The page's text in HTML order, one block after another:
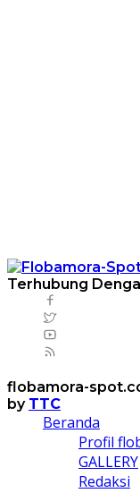
Terhubung
flobamora-
by TTC
Beranda
Profil
GALLERY
Redaksi